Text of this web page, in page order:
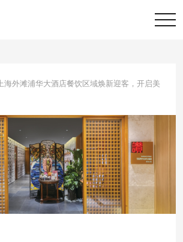
上海外滩浦华大酒店餐饮区域焕新迎客，开启美